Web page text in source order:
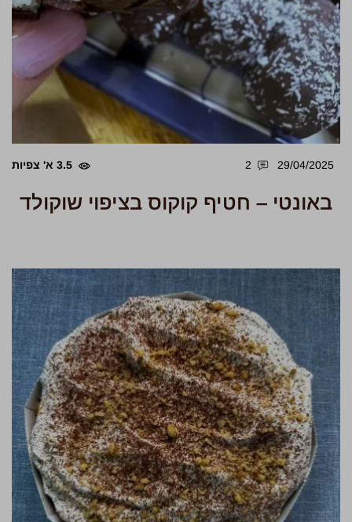
29/04/2025
2 3.5 א' צפיות
באונטי – חטיף קוקוס בציפוי שוקולד